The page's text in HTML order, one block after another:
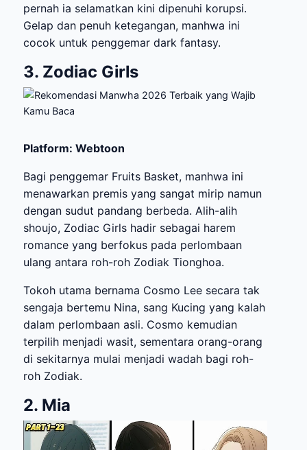
pernah ia selamatkan kini dipenuhi korupsi.
Gelap dan penuh ketegangan, manhwa ini
cocok untuk penggemar dark fantasy.
3. Zodiac Girls
Platform: Webtoon
Bagi penggemar Fruits Basket, manhwa ini
menawarkan premis yang sangat mirip namun
dengan sudut pandang berbeda. Alih-alih
shoujo, Zodiac Girls hadir sebagai harem
romance yang berfokus pada perlombaan
ulang antara roh-roh Zodiak Tionghoa.
Tokoh utama bernama Cosmo Lee secara tak
sengaja bertemu Nina, sang Kucing yang kalah
dalam perlombaan asli. Cosmo kemudian
terpilih menjadi wasit, sementara orang-orang
di sekitarnya mulai menjadi wadah bagi roh-
roh Zodiak.
2. Mia